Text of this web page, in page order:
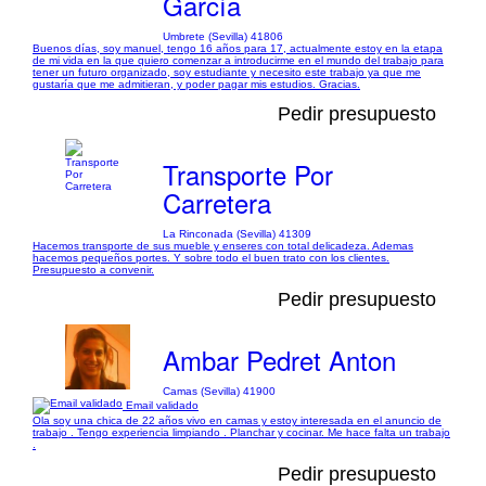
Umbrete (Sevilla) 41806
Buenos días, soy manuel, tengo 16 años para 17, actualmente estoy en la etapa
de mi vida en la que quiero comenzar a introducirme en el mundo del trabajo para
tener un futuro organizado, soy estudiante y necesito este trabajo ya que me
gustaría que me admitieran, y poder pagar mis estudios. Gracias.
Pedir presupuesto
Transporte Por
Carretera
La Rinconada (Sevilla) 41309
Hacemos transporte de sus mueble y enseres con total delicadeza. Ademas
hacemos pequeños portes. Y sobre todo el buen trato con los clientes.
Presupuesto a convenir.
Pedir presupuesto
Ambar Pedret Anton
Camas (Sevilla) 41900
Email validado
Ola soy una chica de 22 años vivo en camas y estoy interesada en el anuncio de
trabajo . Tengo experiencia limpiando . Planchar y cocinar. Me hace falta un trabajo
Pedir presupuesto